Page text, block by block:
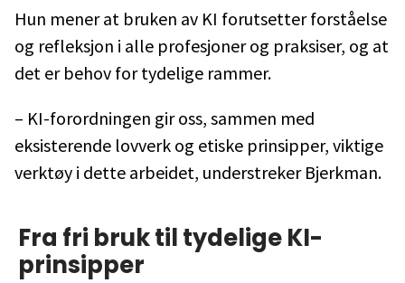
Hun mener at bruken av KI forutsetter forståelse
og refleksjon i alle profesjoner og praksiser, og at
det er behov for tydelige rammer.
– KI-forordningen gir oss, sammen med
eksisterende lovverk og etiske prinsipper, viktige
verktøy i dette arbeidet, understreker Bjerkman.
Fra fri bruk til tydelige KI-
prinsipper